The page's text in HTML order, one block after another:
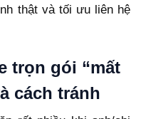
thật và tối ưu liên hệ
trọn gói “mất
cách tránh